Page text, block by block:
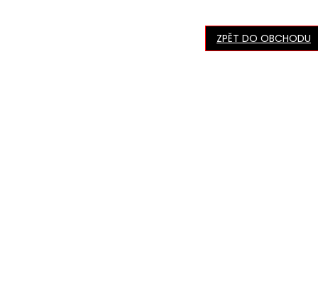
ZPĚT DO OBCHODU